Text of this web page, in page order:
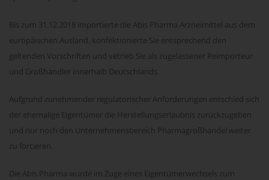
Bis zum 31.12.2018 importierte die Abis Pharma Arzneimittel aus dem
europäischen Ausland, konfektionierte Sie entsprechend den
geltenden Vorschriften und vetrieb Sie als zugelassener Reimporteur
und Großhändler innerhalb Deutschlands.
Aufgrund zunehmender regulatorischer Anforderungen entschied sich
der ehemalige Eigentümer die Herstellungserlaubnis zurückzugeben
und nur noch den Unternehmensbereich Pharmagroßhandel weiter
zu forcieren.
Die Abis Pharma wurde im Zuge eines Eigentümerwechsels zum